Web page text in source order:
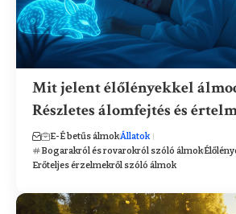
Mit jelent élőlényekkel
Részletes álomfejtés és
E-É betűs álmokÁllatok
Bogarakról és rovarokról szóló álmok
Erőteljes érzelmekről szóló álmok